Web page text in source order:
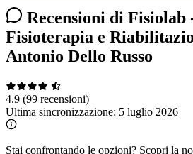
Recensioni di Fisiolab
Fisioterapia e
Antonio Dello Russo
4.9 (99 recensioni)
Ultima sincronizzazione: 5 luglio 2026
Stai confrontando le opzioni? Scopri la